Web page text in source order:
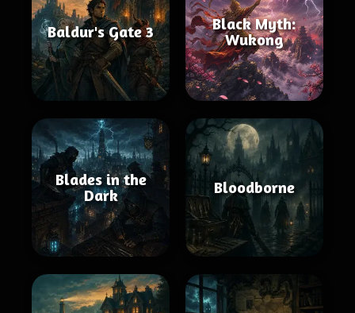
Baldur's Gate 3
Black Myth:
Wukong
Blades in the
Dark
Bloodborne